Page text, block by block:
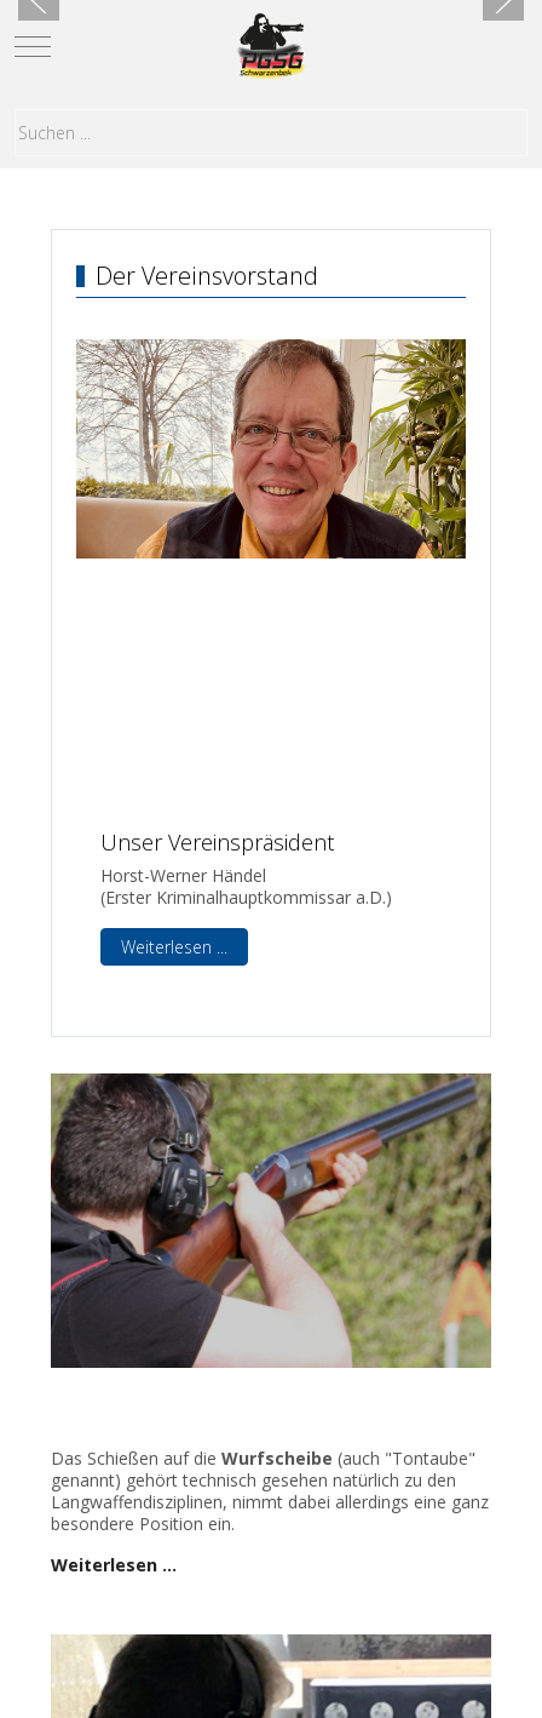
Mobile Menu Toggle
Der Vereinsvorstand
Unser Vereinspräsident
Horst-Werner Händel
(Erster Kriminalhauptkommissar a.D.)
Weiterlesen ...
Das Schießen auf die Wurfscheibe (auch "Tontaube"
genannt) gehört technisch gesehen natürlich zu den
Langwaffendisziplinen, nimmt dabei allerdings eine ganz
besondere Position ein.
Weiterlesen …